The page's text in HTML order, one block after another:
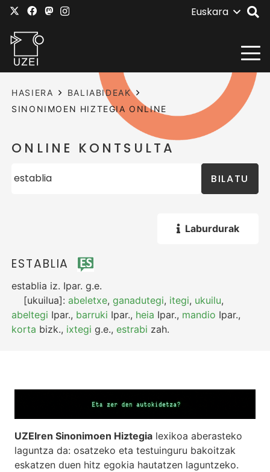
Euskara
HASIERA
BALIABIDEAK
SINONIMOEN HIZTEGIA ONLINE
ONLINE KONTSULTA
BILATU
Laburdurak
ESTABLIA
establia iz. Ipar. g.e.
[ukuilua]:abeletxe,ganadutegi, itegi, ukuilu,
abeltegi Ipar., barruki Ipar., heia Ipar., mandio Ipar.,
korta bizk., ixtegi g.e.,estrabi zah.
UZEIren Sinonimoen Hiztegia lexikoa aberasteko
laguntza da: osatzeko eta testuinguru bakoitzak
eskatzen duen hitz egokia hautatzen laguntzeko.